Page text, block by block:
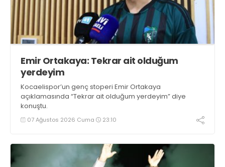
Emir Ortakaya: Tekrar ait olduğum
yerdeyim
Kocaelispor’un genç stoperi Emir Ortakaya
açıklamasında “Tekrar ait olduğum yerdeyim” diye
konuştu.
07 Ağustos 2026 Cuma 23:10